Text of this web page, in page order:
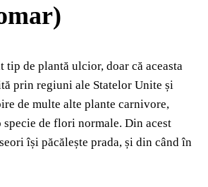
tip de plantă ulcior, doar că aceasta
prin regiuni ale Statelor Unite și
de multe alte plante carnivore,
specie de flori normale. Din acest
își păcălește prada, și din când în